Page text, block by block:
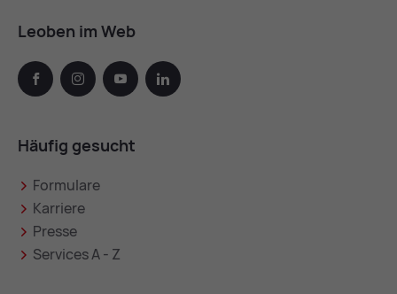
Leoben im Web
facebook instagramyoutube linkedin
Häufig gesucht
Formulare
Karriere
Presse
Services A - Z